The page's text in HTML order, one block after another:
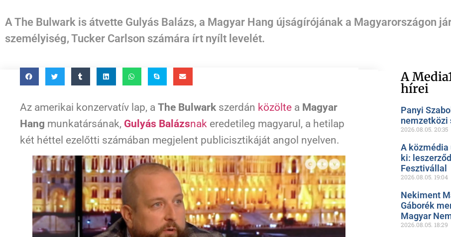
A The Bulwark is átvette Gulyás Balázs, a Magyar Hang újságírójának a Magyarországon
személyiség, Tucker Carlson számára írt nyílt levelét.
Az amerikai konzervatív lap, a The Bulwark szerdán közölte a Magyar
Hang munkatársának, Gulyás Balázsnak eredetileg magyarul, a hetilap
két héttel ezelőtti számában megjelent publicisztikáját angol nyelven.
A
hírei
Panyi
nemzetközi
2026.08.05. 20:35
A
ki:
Fesztivállal
2026.08.05. 19:04
Nekiment
Gáborék
Magyar
2026.08.05. 18:29